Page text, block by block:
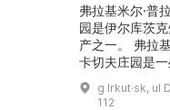
弗拉基米尔·普
园是伊尔库茨
产之一。 弗拉基米尔·普拉托诺维奇·苏
卡切夫庄园是
物，19世纪为
米尔·普拉托诺
g Irkut·sk, ul
112